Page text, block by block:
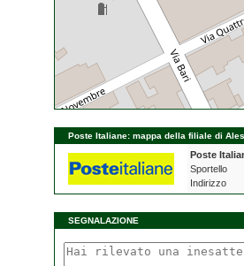
Poste Italiane: mappa della filiale di
Poste
Sportello
Indirizzo
SEGNALAZIONE